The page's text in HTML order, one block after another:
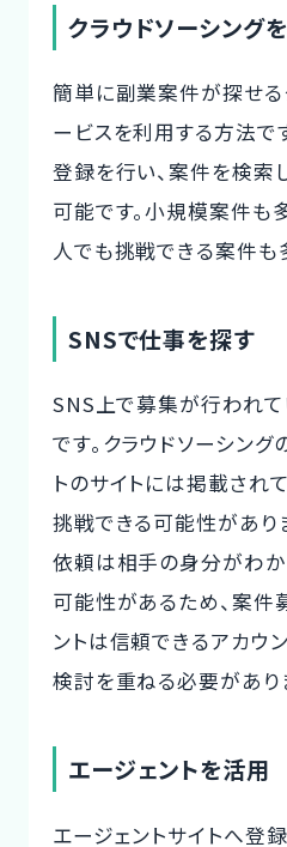
クラウドソーシング
簡単に副業案件が探せる
ービスを利用する方法で
登録を行い、案件を検索
可能です。小規模案件も
人でも挑戦できる案件も
SNSで仕事を探す
SNS上で募集が行われ
です。クラウドソーシン
トのサイトには掲載され
挑戦できる可能性があり
依頼は相手の身分がわか
可能性があるため、案件
ントは信頼できるアカウ
検討を重ねる必要があり
エージェントを活用
エージェントサイトへ登